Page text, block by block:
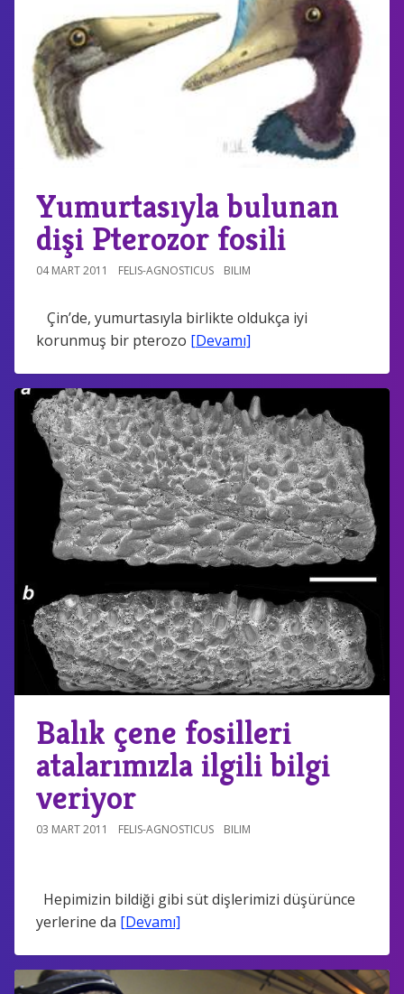
Yumurtasıyla bulunan
dişi Pterozor fosili
04 MART 2011 FELIS-AGNOSTICUS BILIM
Çin’de, yumurtasıyla birlikte oldukça iyi
korunmuş bir pterozo [Devamı]
Balık çene fosilleri
atalarımızla ilgili bilgi
veriyor
03 MART 2011 FELIS-AGNOSTICUS BILIM
Hepimizin bildiği gibi süt dişlerimizi düşürünce
yerlerine da [Devamı]